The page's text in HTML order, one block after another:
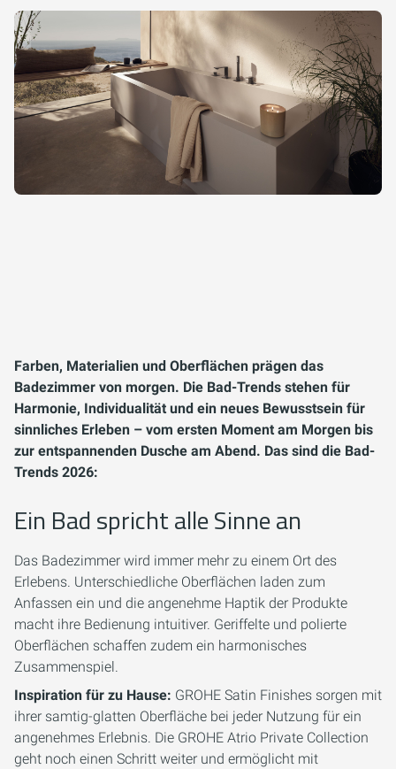
Farben, Materialien und Oberflächen prägen das
Badezimmer von morgen. Die Bad-Trends stehen für
Harmonie, Individualität und ein neues Bewusstsein für
sinnliches Erleben – vom ersten Moment am Morgen bis
zur entspannenden Dusche am Abend. Das sind die Bad-
Trends 2026:
Ein Bad spricht alle Sinne an
Das Badezimmer wird immer mehr zu einem Ort des
Erlebens. Unterschiedliche Oberflächen laden zum
Anfassen ein und die angenehme Haptik der Produkte
macht ihre Bedienung intuitiver. Geriffelte und polierte
Oberflächen schaffen zudem ein harmonisches
Zusammenspiel.
Inspiration für zu Hause: GROHE Satin Finishes sorgen mit
ihrer samtig-glatten Oberfläche bei jeder Nutzung für ein
angenehmes Erlebnis. Die GROHE Atrio Private Collection
geht noch einen Schritt weiter und ermöglicht mit